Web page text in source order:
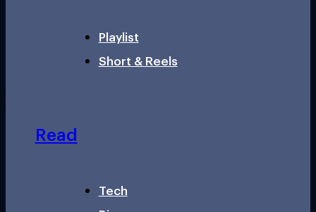
Playlist
Short & Reels
Read
Tech